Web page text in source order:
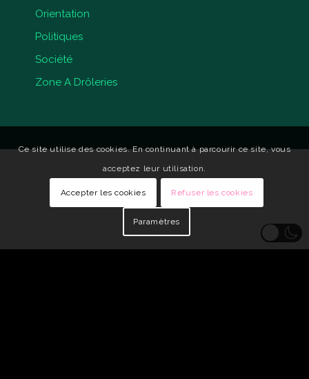
Orientation
Politiques
Société
Zone A Drôleries
Ce site utilise des cookies. En continuant à parcourir ce site, vous
acceptez leur utilisation.
Accepter les cookies Refuser les cookies
Paramètres